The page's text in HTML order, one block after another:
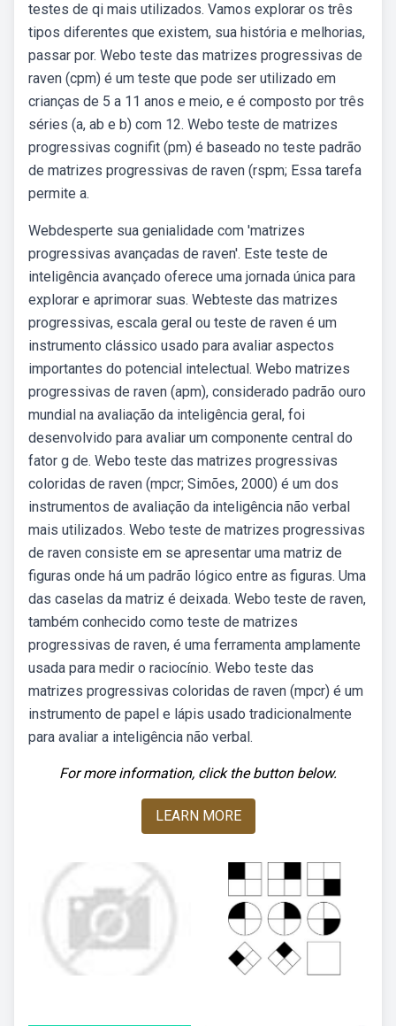
testes de qi mais utilizados. Vamos explorar os três
tipos diferentes que existem, sua história e melhorias,
passar por. Webo teste das matrizes progressivas de
raven (cpm) é um teste que pode ser utilizado em
crianças de 5 a 11 anos e meio, e é composto por três
séries (a, ab e b) com 12. Webo teste de matrizes
progressivas cognifit (pm) é baseado no teste padrão
de matrizes progressivas de raven (rspm; Essa tarefa
permite a.
Webdesperte sua genialidade com 'matrizes
progressivas avançadas de raven'. Este teste de
inteligência avançado oferece uma jornada única para
explorar e aprimorar suas. Webteste das matrizes
progressivas, escala geral ou teste de raven é um
instrumento clássico usado para avaliar aspectos
importantes do potencial intelectual. Webo matrizes
progressivas de raven (apm), considerado padrão ouro
mundial na avaliação da inteligência geral, foi
desenvolvido para avaliar um componente central do
fator g de. Webo teste das matrizes progressivas
coloridas de raven (mpcr; Simões, 2000) é um dos
instrumentos de avaliação da inteligência não verbal
mais utilizados. Webo teste de matrizes progressivas
de raven consiste em se apresentar uma matriz de
figuras onde há um padrão lógico entre as figuras. Uma
das caselas da matriz é deixada. Webo teste de raven,
também conhecido como teste de matrizes
progressivas de raven, é uma ferramenta amplamente
usada para medir o raciocínio. Webo teste das
matrizes progressivas coloridas de raven (mpcr) é um
instrumento de papel e lápis usado tradicionalmente
para avaliar a inteligência não verbal.
For more information, click the button below.
LEARN MORE